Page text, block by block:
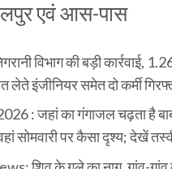
एवं आस-पास
विभाग की बड़ी कार्रवाई,
लेते इंजीनियर समेत दो कर्मी
: जहां का गंगाजल चढ़ता है
सोमवारी पर कैसा दृश्य; देखें